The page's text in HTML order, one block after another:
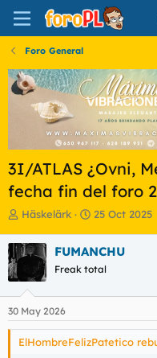
Foro General
3I/ATLAS ¿Ovni,
fecha fin del foro
I
i
c
a
d
o
r
d
Häskelärk
F
h
a
e
n
i
25 Oct 2025
FUMANCHU
Freak total
30 May 2026
ElHombreFelizPatetico